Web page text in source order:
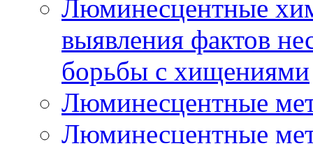
Люминесцентные
выявления фактов
борьбы с хищениями
Люминесцентные
Люминесцентные